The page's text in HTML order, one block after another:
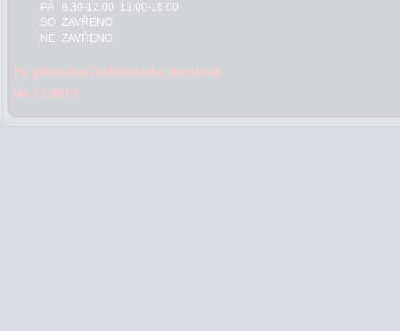
PÁ
8.30-12.00 13.00-16.00
SO ZAVŘENO
NE ZAVŘENO
Po předchozí telefonické domluvě
do 17.00!!!